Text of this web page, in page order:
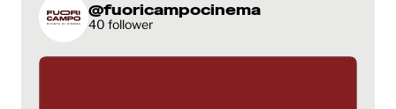
@fuoricampocinema
40 follower